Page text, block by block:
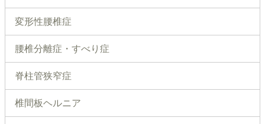
変形性腰椎症
腰椎分離症・すべり症
脊柱管狭窄症
椎間板ヘルニア